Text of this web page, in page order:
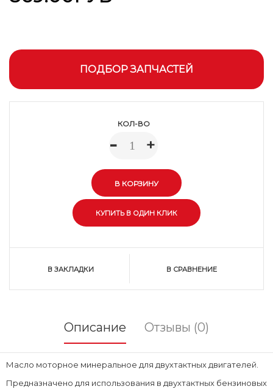
ПОДБОР ЗАПЧАСТЕЙ
КОЛ-ВО
- +
В ЗАКЛАДКИ В СРАВНЕНИЕ
Описание Отзывы (0)
Масло моторное минеральное для двухтактных двигателей.
Предназначено для использования в двухтактных бензиновых